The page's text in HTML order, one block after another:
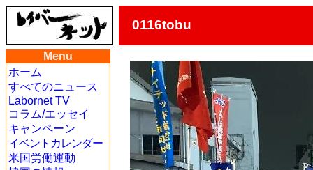
0116tobu
Menu
ホーム
すべてのニュース
Labornet TV
コラム/エッセイ
キャンペーン
イベントカレンダー
米国労働運動